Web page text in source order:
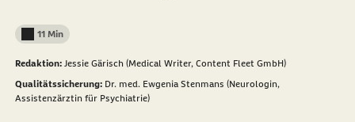
Lesedauer weniger als
11 Min
Redaktion: Jessie Gärisch (Medical Writer, Content Fleet GmbH)
Qualitätssicherung: Dr. med. Ewgenia Stenmans (Neurologin,
Assistenzärztin für Psychiatrie)